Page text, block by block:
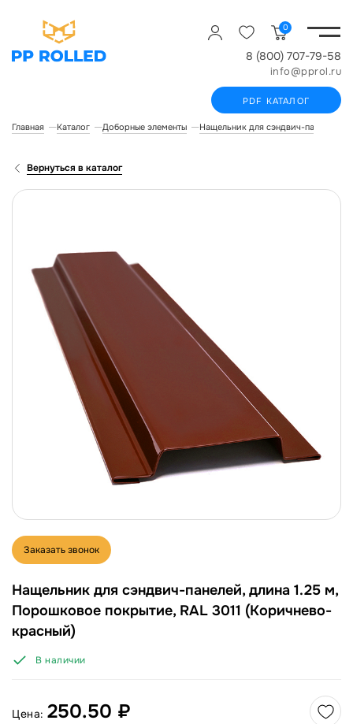
0
8 (800) 707-79-58
info@pprol.ru
PDF КАТАЛОГ
Главная Каталог Доборные элементы Нащельник для сэндвич-панелей
Вернуться в каталог
Заказать звонок
Нащельник для сэндвич-панелей, длина 1.25 м,
Порошковое покрытие, RAL 3011 (Коричнево-
красный)
В наличии
Цена: 250.50 ₽